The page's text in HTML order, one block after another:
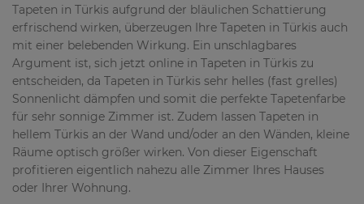
Tapeten in Türkis aufgrund der bläulichen Schattierung
erfrischend wirken, überzeugen Ihre Tapeten in Türkis auch
mit einer belebenden Wirkung. Ein unschlagbares
Argument ist, sich jetzt online in Tapeten in Türkis zu
entscheiden, da Tapeten in Türkis sehr helles (fast grelles)
Sonnenlicht dämpfen und somit die perfekte Tapetenfarbe
für sehr sonnige Zimmer ist. Zudem lassen Tapeten in
hellem Türkis an der Wand und/oder an den Wänden, kleine
Räume optisch größer wirken. Von dieser Eigenschaft
profitieren eigentlich nahezu alle Zimmer Ihres Hauses
oder Ihrer Wohnung.